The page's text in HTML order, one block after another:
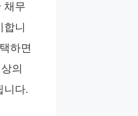
채무
니
하면
의
니다.